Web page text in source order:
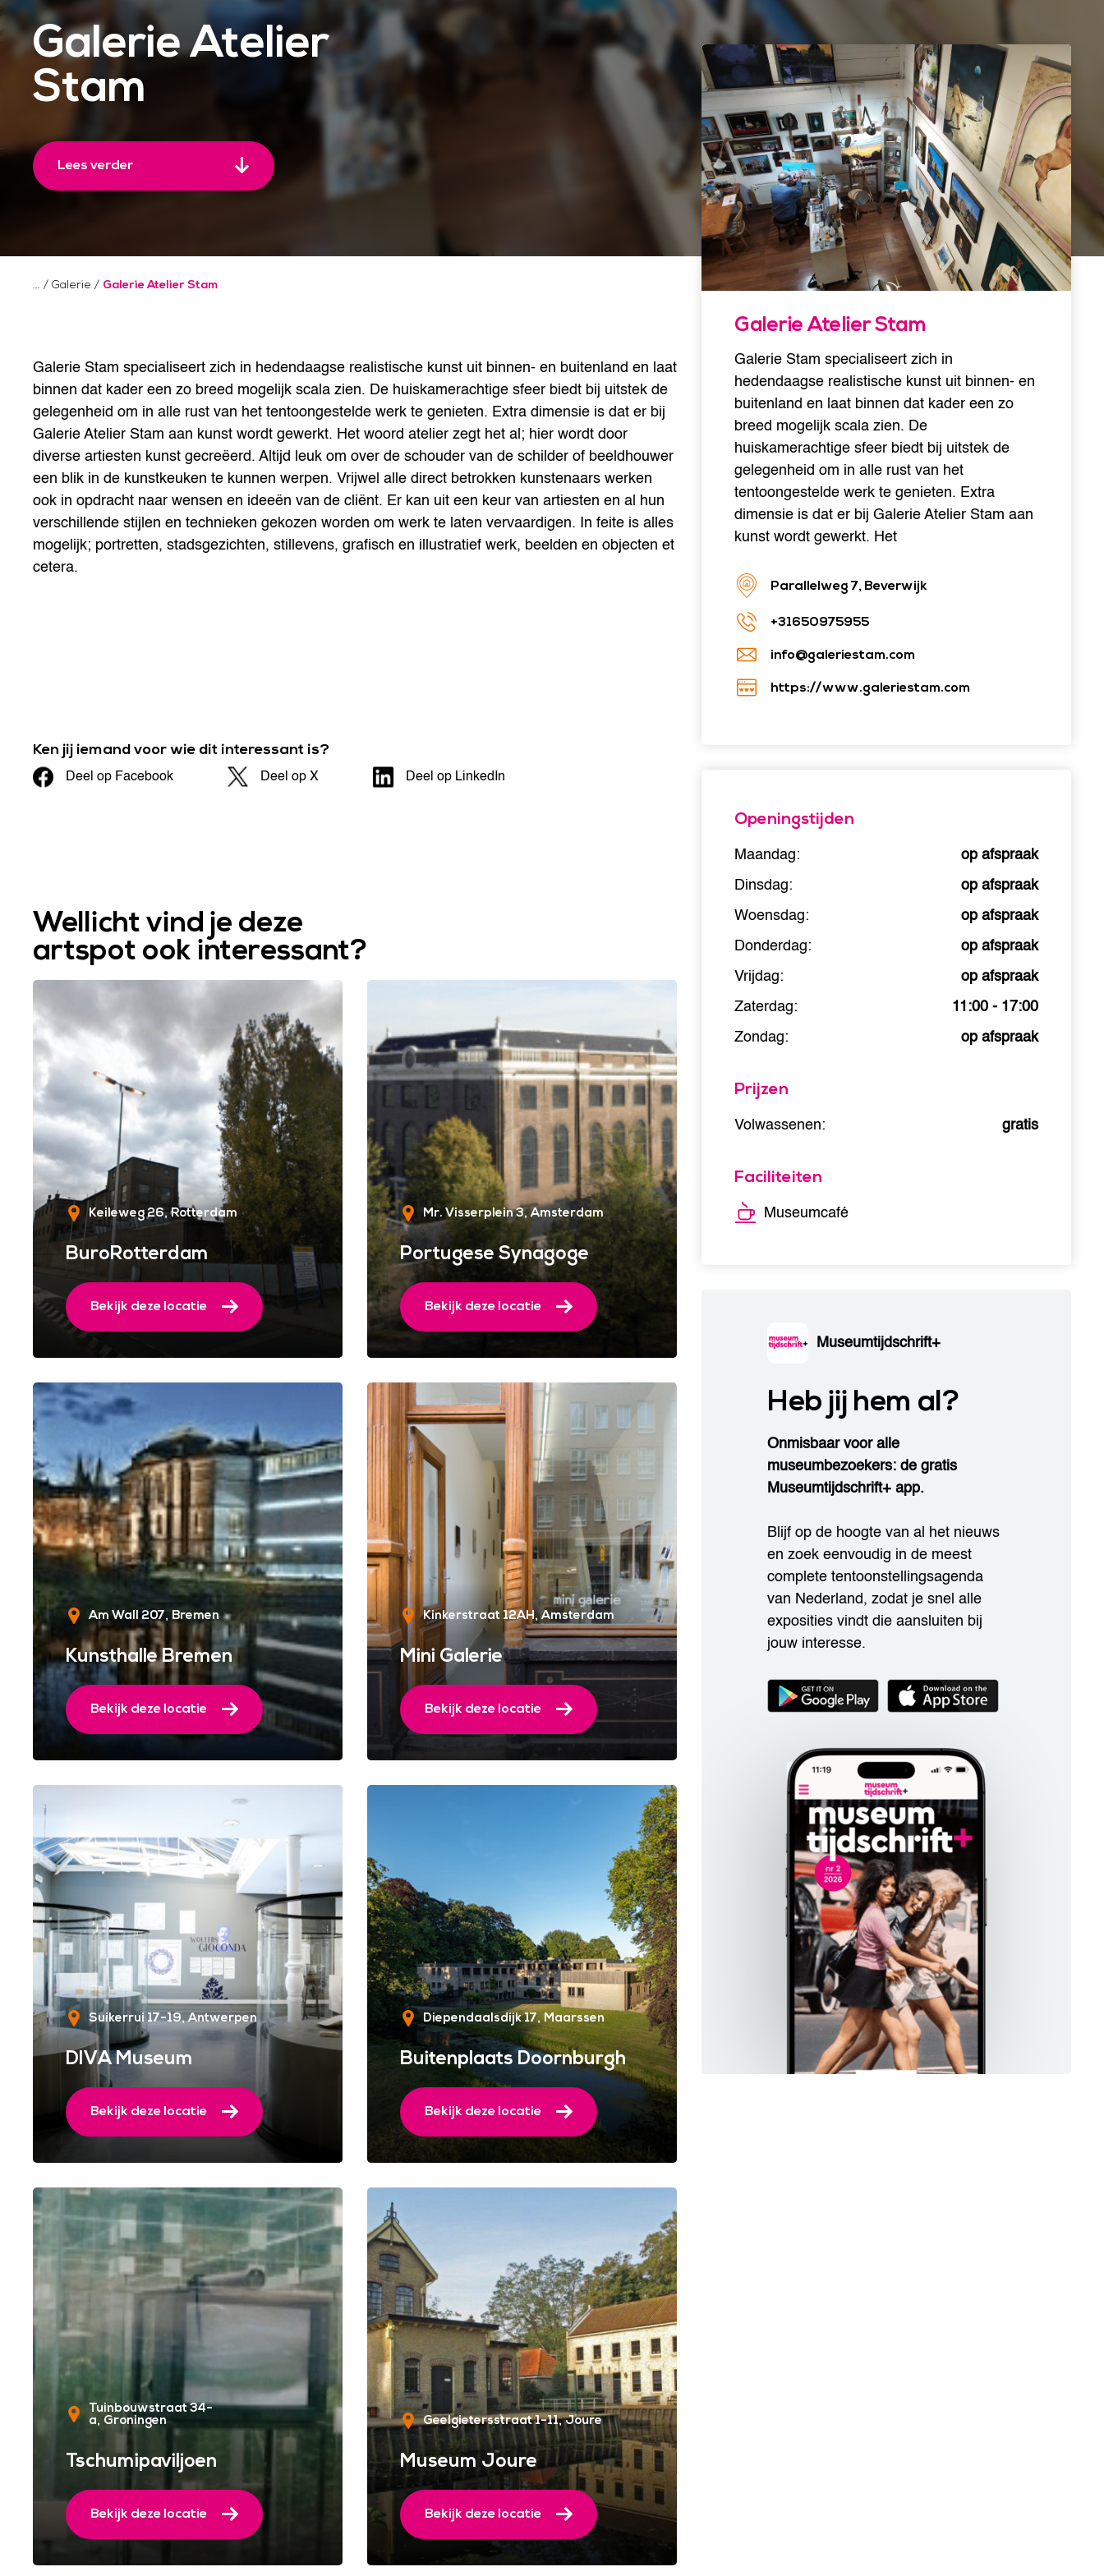
Galerie Atelier
Stam
Lees verder
/ Galerie / Galerie Atelier Stam
Galerie Stam specialiseert zich in hedendaagse realistische kunst uit binnen- en buitenland en laat
binnen dat kader een zo breed mogelijk scala zien. De huiskamerachtige sfeer biedt bij uitstek de
gelegenheid om in alle rust van het tentoongestelde werk te genieten. Extra dimensie is dat er bij
Galerie Atelier Stam aan kunst wordt gewerkt. Het woord atelier zegt het al; hier wordt door
diverse artiesten kunst gecreëerd. Altijd leuk om over de schouder van de schilder of beeldhouwer
een blik in de kunstkeuken te kunnen werpen. Vrijwel alle direct betrokken kunstenaars werken
ook in opdracht naar wensen en ideeën van de cliënt. Er kan uit een keur van artiesten en al hun
verschillende stijlen en technieken gekozen worden om werk te laten vervaardigen. In feite is alles
mogelijk; portretten, stadsgezichten, stillevens, grafisch en illustratief werk, beelden en objecten et
cetera.
Ken jij iemand voor wie dit interessant is?
Deel op Facebook Deel op X Deel op LinkedIn
Wellicht vind je deze
artspot ook interessant?
Keileweg 26 Rotterdam
BuroRotterdam
Bekijk deze locatie
Mr. Visserplein 3 Amsterdam
Portugese Synagoge
Bekijk deze locatie
Am Wall 207 Bremen
Kunsthalle Bremen
Bekijk deze locatie
Kinkerstraat 12AH Amsterdam
Mini Galerie
Bekijk deze locatie
Suikerrui 17-19 Antwerpen
DIVA Museum
Bekijk deze locatie
Diependaalsdijk 17 Maarssen
Buitenplaats Doornburgh
Bekijk deze locatie
Tuinbouwstraat 34-
a Groningen
Tschumipaviljoen
Bekijk deze locatie
Geelgietersstraat 1-11 Joure
Museum Joure
Bekijk deze locatie
Galerie Atelier Stam
Galerie Stam specialiseert zich in
hedendaagse realistische kunst uit binnen- en
buitenland en laat binnen dat kader een zo
breed mogelijk scala zien. De
huiskamerachtige sfeer biedt bij uitstek de
gelegenheid om in alle rust van het
tentoongestelde werk te genieten. Extra
dimensie is dat er bij Galerie Atelier Stam aan
kunst wordt gewerkt. Het
Parallelweg 7, Beverwijk
+31650975955
info@galeriestam.com
https://www.galeriestam.com
Openingstijden
Maandag:
op afspraak
Dinsdag:
op afspraak
Woensdag:
op afspraak
Donderdag:
op afspraak
Vrijdag:
op afspraak
Zaterdag:
11:00 - 17:00
Zondag:
op afspraak
Prijzen
Volwassenen: gratis
Faciliteiten
Museumcafé
Museumtijdschrift+
Heb jij hem al?
Onmisbaar voor alle
museumbezoekers: de gratis
Museumtijdschrift+ app.
Blijf op de hoogte van al het nieuws
en zoek eenvoudig in de meest
complete tentoonstellingsagenda
van Nederland, zodat je snel alle
exposities vindt die aansluiten bij
jouw interesse.